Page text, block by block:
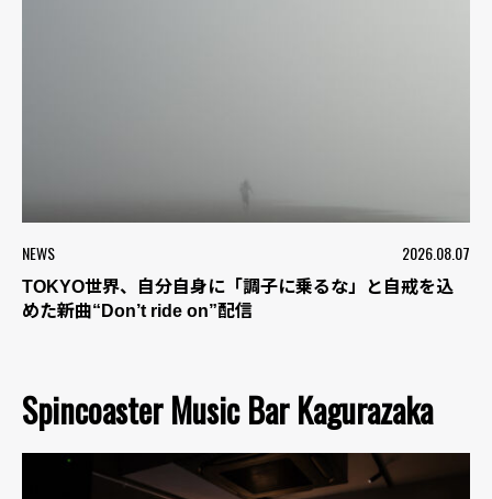
NEWS 2026.08.07
TOKYO世界、自分自身に「調子に乗るな」と自戒を込
めた新曲“Don’t ride on”配信
Spincoaster Music Bar Kagurazaka